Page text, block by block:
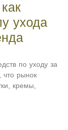
ухода
по уходу за
что рынок
кремы,